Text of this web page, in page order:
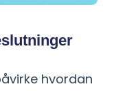
hvordan